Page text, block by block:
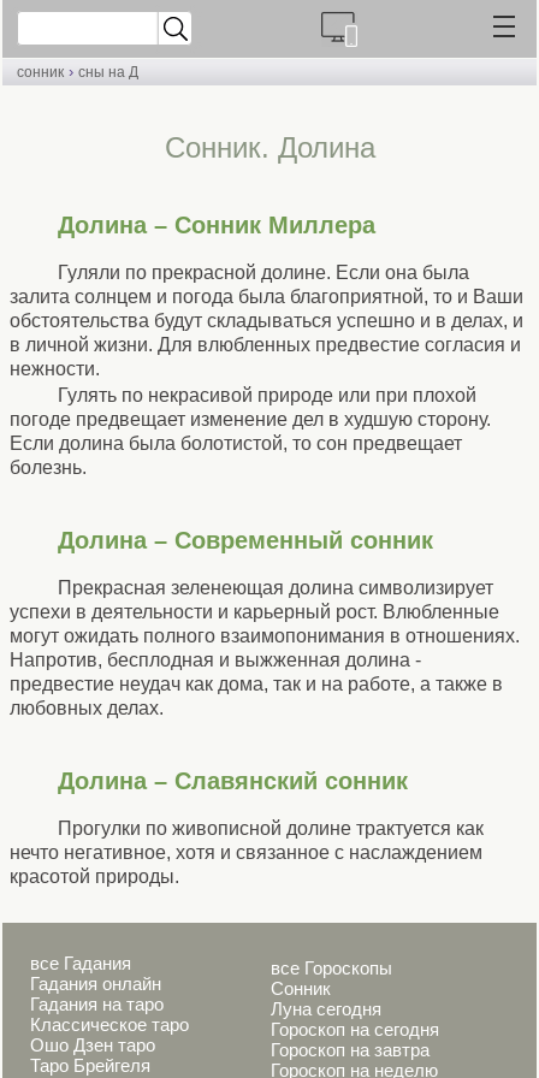
сонник › сны на Д
Cонник. Долина
Долина – Сонник Миллера
Гуляли по прекрасной долине. Если она была
залита солнцем и погода была благоприятной, то и Ваши
обстоятельства будут складываться успешно и в делах, и
в личной жизни. Для влюбленных предвестие согласия и
нежности.
Гулять по некрасивой природе или при плохой
погоде предвещает изменение дел в худшую сторону.
Если долина была болотистой, то сон предвещает
болезнь.
Долина – Современный сонник
Прекрасная зеленеющая долина символизирует
успехи в деятельности и карьерный рост. Влюбленные
могут ожидать полного взаимопонимания в отношениях.
Напротив, бесплодная и выжженная долина -
предвестие неудач как дома, так и на работе, а также в
любовных делах.
Долина – Славянский сонник
Прогулки по живописной долине трактуется как
нечто негативное, хотя и связанное с наслаждением
красотой природы.
все Гадания
Гадания онлайн
Гадания на таро
Классическое таро
Ошо Дзен таро
Таро Брейгеля
все Гороскопы
Сонник
Луна сегодня
Гороскоп на сегодня
Гороскоп на завтра
Гороскоп на неделю